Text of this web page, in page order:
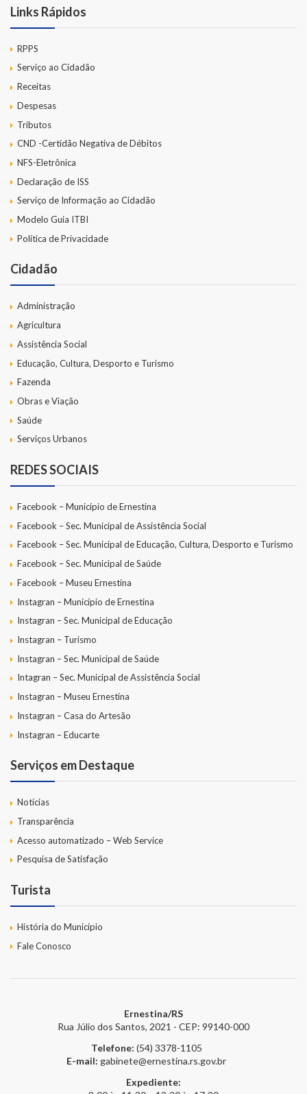
Links Rápidos
RPPS
Serviço ao Cidadão
Receitas
Despesas
Tributos
CND -Certidão Negativa de Débitos
NFS-Eletrônica
Declaração de ISS
Serviço de Informação ao Cidadão
Modelo Guia ITBI
Política de Privacidade
Cidadão
Administração
Agricultura
Assistência Social
Educação, Cultura, Desporto e Turismo
Fazenda
Obras e Viação
Saúde
Serviços Urbanos
REDES SOCIAIS
Facebook – Município de Ernestina
Facebook – Sec. Municipal de Assistência Social
Facebook – Sec. Municipal de Educação, Cultura, Desporto e Turismo
Facebook – Sec. Municipal de Saúde
Facebook – Museu Ernestina
Instagran – Município de Ernestina
Instagran – Sec. Municipal de Educação
Instagran – Turismo
Instagran – Sec. Municipal de Saúde
Intagran – Sec. Municipal de Assistência Social
Instagran – Museu Ernestina
Instagran – Casa do Artesão
Instagran – Educarte
Serviços em Destaque
Notícias
Transparência
Acesso automatizado – Web Service
Pesquisa de Satisfação
Turista
História do Município
Fale Conosco
Ernestina/RS
Rua Júlio dos Santos, 2021 - CEP: 99140-000
Telefone: (54) 3378-1105
E-mail: gabinete@ernestina.rs.gov.br
Expediente: